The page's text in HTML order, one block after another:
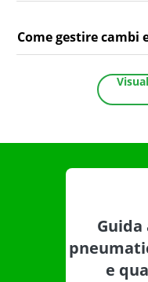
Come gestire cambi
e